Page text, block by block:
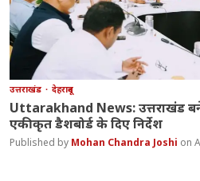
उत्तराखंड देहरादून
Uttarakhand News: उत्तराखंड
एकीकृत डैशबोर्ड के दिए निर्देश
Mohan Chandra Joshi